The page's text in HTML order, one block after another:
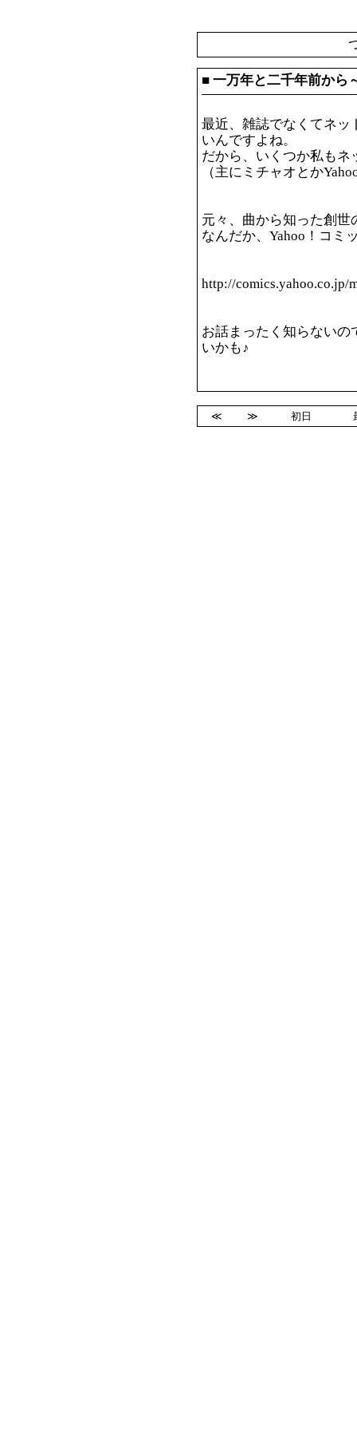
■ 一万年と二千年前から
最近、雑誌でなくてネッ
いんですよね。
だから、いくつか私もネ
（主にミチャオとか
元々、曲から知った創世
なんだか、Yahoo！コミ
http://comics.yahoo.co.jp/
お話まったく知らないの
いかも♪
≪ ≫ 初日